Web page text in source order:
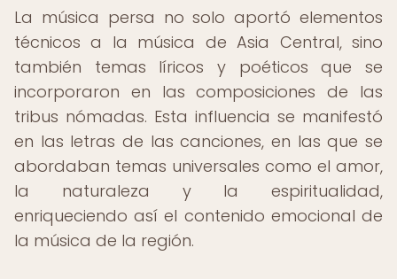
La música persa no solo aportó elementos
técnicos a la música de Asia Central, sino
también temas líricos y poéticos que se
incorporaron en las composiciones de las
tribus nómadas. Esta influencia se manifestó
en las letras de las canciones, en las que se
abordaban temas universales como el amor,
la naturaleza y la espiritualidad,
enriqueciendo así el contenido emocional de
la música de la región.